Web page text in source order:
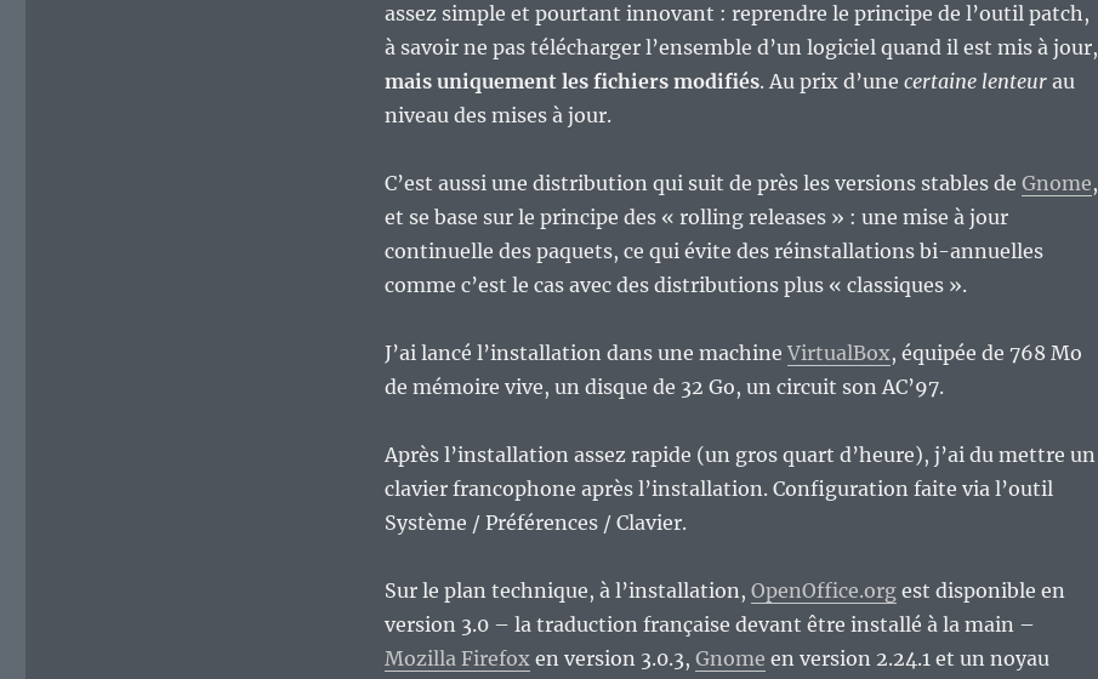
assez simple et pourtant innovant : reprendre le principe de l’outil patch,
à savoir ne pas télécharger l’ensemble d’un logiciel quand il est mis à jour,
mais uniquement les fichiers modifiés. Au prix d’une certaine lenteurau
niveau des mises à jour.
C’est aussi une distribution qui suit de près les versions stables de Gnome,
et se base sur le principe des « rolling releases » : une mise à jour
continuelle des paquets, ce qui évite des réinstallations bi-annuelles
comme c’est le cas avec des distributions plus « classiques ».
J’ai lancé l’installation dans une machineVirtualBox, équipée de 768 Mo
de mémoire vive, un disque de 32 Go, un circuit son AC’97.
Après l’installation assez rapide (un gros quart d’heure), j’ai du mettre un
clavier francophone après l’installation. Configuration faite via l’outil
Système / Préférences / Clavier.
Sur le plan technique, à l’installation, OpenOffice.orgest disponible en
version 3.0 – la traduction française devant être installé à la main –
Mozilla Firefoxen version 3.0.3, Gnome en version 2.24.1 et un noyau